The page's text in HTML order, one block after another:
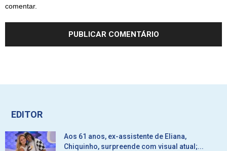
comentar.
EDITOR
Aos 61 anos, ex-assistente de Eliana,
Chiquinho, surpreende com visual atual;...